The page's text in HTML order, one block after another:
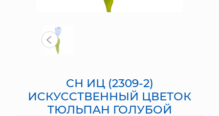
ЯЩИКИ
СН ИЦ (2309-2)
ИСКУССТВЕННЫЙ ЦВЕТОК
ТЮЛЬПАН ГОЛУБОЙ